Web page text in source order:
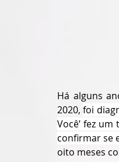
Há alguns
2020, foi
Você’ fez
confirmar se
oito meses